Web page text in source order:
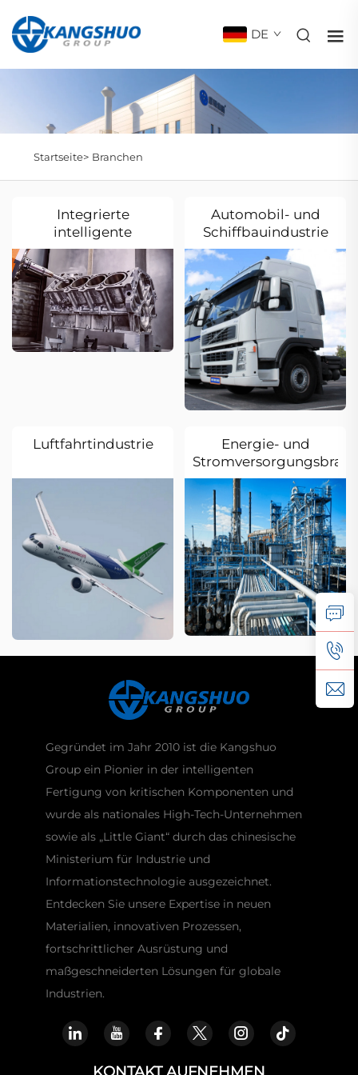
DE
Startseite> Branchen
Integrierte
intelligente
Fertigung
Automobil- und
Schiffbauindustrie
Luftfahrtindustrie
Energie- und
Gegründet im Jahr 2010 ist die Kangshuo
Group ein Pionier in der intelligenten
Fertigung von kritischen Komponenten und
wurde als nationales High-Tech-Unternehmen
sowie als „Little Giant“ durch das chinesische
Ministerium für Industrie und
Informationstechnologie ausgezeichnet.
Entdecken Sie unsere Expertise in neuen
Materialien, innovativen Prozessen,
fortschrittlicher Ausrüstung und
maßgeschneiderten Lösungen für globale
Industrien.